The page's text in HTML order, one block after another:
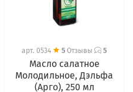
арт. 0534 5 Отзывы 5
Масло салатное
Молодильное, Дэльфа
(Арго), 250 мл